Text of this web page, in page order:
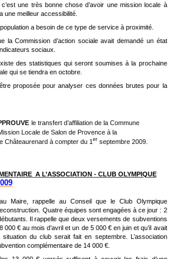
une très bonne chose d’avoir une mission locale à
une meilleur accessibilité.
a besoin de ce type de service à proximité.
la Commission d’action sociale avait demandé un état
sociaux.
des statistiques qui seront soumises à la prochaine
qui se tiendra en octobre.
proposée pour analyser ces données brutes pour la
le transfert d’affiliation de la Commune
Locale de Salon de Provence à la
Châteaurenard à compter du 1 er septembre 2009.
A L’ASSOCIATION - CLUB OLYMPIQUE
Maire, rappelle au Conseil que le Club Olympique
Quatre équipes sont engagées à ce jour : 2
Il rappelle que deux versements de subventions
€ au mois d’avril et un de 5 000 € en juin et qu’il avait
du club serait fait en septembre. L’association
complémentaire de 14 000 €.